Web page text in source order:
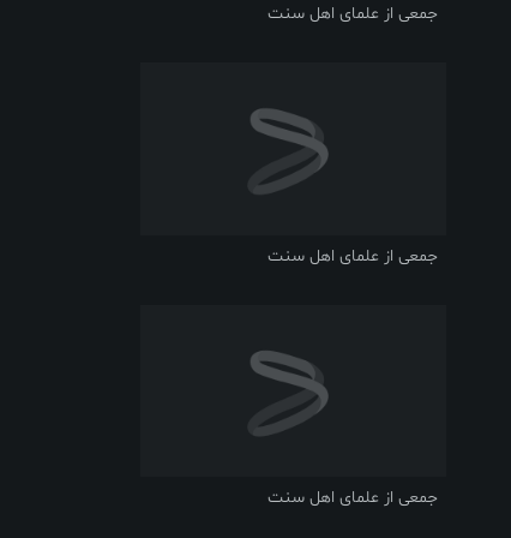
جمعی از علمای اهل سنت
جمعی از علمای اهل سنت
جمعی از علمای اهل سنت